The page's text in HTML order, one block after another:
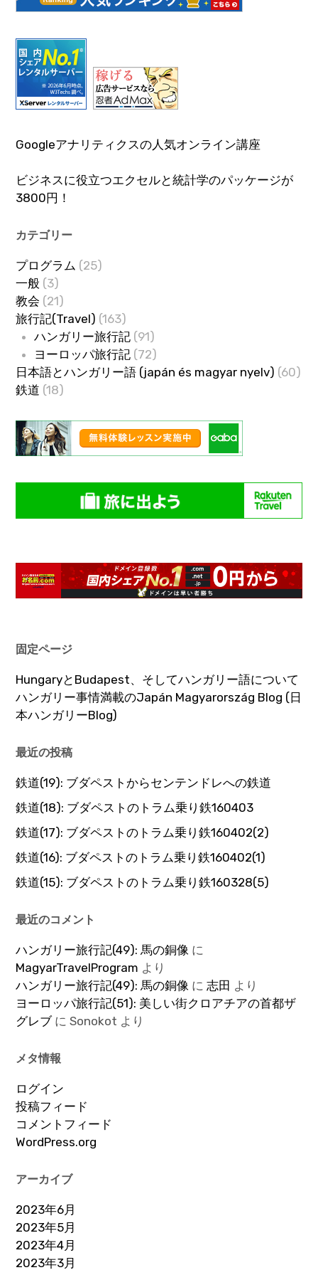
Googleアナリティクスの人気オンライン講座
ビジネスに役立つエクセルと統計学のパッケージが
3800円！
カテゴリー
プログラム (25)
一般 (3)
教会 (21)
旅行記(Travel) (163)
ハンガリー旅行記(91)
ヨーロッパ旅行記(72)
日本語とハンガリー語 (japán és magyar nyelv) (60)
鉄道 (18)
固定ページ
HungaryとBudapest、そしてハンガリー語について
ハンガリー事情満載のJapán Magyarország Blog (日
本ハンガリーBlog)
最近の投稿
鉄道(19): ブダペストからセンテンドレへの鉄道
鉄道(18): ブダペストのトラム乗り鉄160403
鉄道(17): ブダペストのトラム乗り鉄160402(2)
鉄道(16): ブダペストのトラム乗り鉄160402(1)
鉄道(15): ブダペストのトラム乗り鉄160328(5)
最近のコメント
ハンガリー旅行記(49): 馬の銅像 に
MagyarTravelProgram より
ハンガリー旅行記(49): 馬の銅像 に志田 より
ヨーロッパ旅行記(51): 美しい街クロアチアの首都ザ
グレブにSonokot より
メタ情報
ログイン
投稿フィード
コメントフィード
WordPress.org
アーカイブ
2023年6月
2023年5月
2023年4月
2023年3月